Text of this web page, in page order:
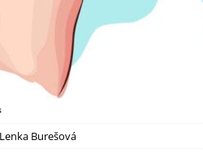
Lenka Burešová